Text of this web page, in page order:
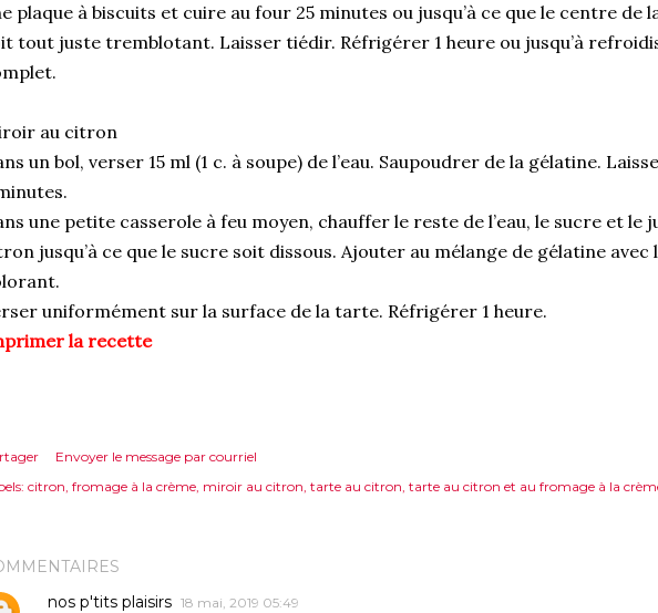
plaque à biscuits et cuire au four 25 minutes ou jusqu’à ce que le centre de
tout juste tremblotant. Laisser tiédir. Réfrigérer 1 heure ou jusqu’à
au citron
un bol, verser 15 ml (1 c. à soupe) de l’eau. Saupoudrer de la gélatine.
une petite casserole à feu moyen, chauffer le reste de l’eau, le sucre et le
jusqu’à ce que le sucre soit dissous. Ajouter au mélange de gélatine avec
uniformément sur la surface de la tarte. Réfrigérer 1 heure.
la recette
Envoyer le message par courriel
citron fromage à la crème miroir au citron tarte au citron tarte au citron et au fromage à la
nos p'tits plaisirs 18 mai, 2019 05:49